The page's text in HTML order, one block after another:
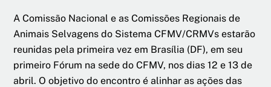
A Comissão Nacional e as Comissões Regionais de
Animais Selvagens do Sistema CFMV/CRMVs estarão
reunidas pela primeira vez em Brasília (DF), em seu
primeiro Fórum na sede do CFMV, nos dias 12 e 13 de
abril. O objetivo do encontro é alinhar as ações das